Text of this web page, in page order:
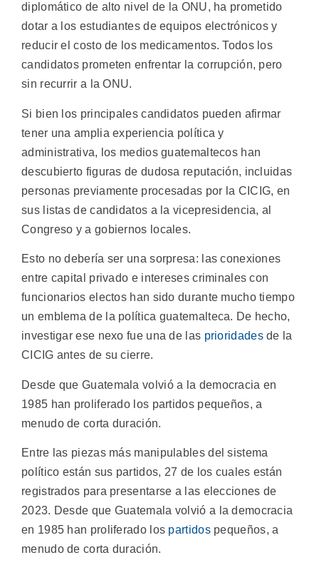
diplomático de alto nivel de la ONU, ha prometido
dotar a los estudiantes de equipos electrónicos y
reducir el costo de los medicamentos. Todos los
candidatos prometen enfrentar la corrupción, pero
sin recurrir a la ONU.
Si bien los principales candidatos pueden afirmar
tener una amplia experiencia política y
administrativa, los medios guatemaltecos han
descubierto figuras de dudosa reputación, incluidas
personas previamente procesadas por la CICIG, en
sus listas de candidatos a la vicepresidencia, al
Congreso y a gobiernos locales.
Esto no debería ser una sorpresa: las conexiones
entre capital privado e intereses criminales con
funcionarios electos han sido durante mucho tiempo
un emblema de la política guatemalteca. De hecho,
investigar ese nexo fue una de las prioridadesde la
CICIG antes de su cierre.
Desde que Guatemala volvió a la democracia en
1985 han proliferado los partidos pequeños, a
menudo de corta duración.
Entre las piezas más manipulables del sistema
político están sus partidos, 27 de los cuales están
registrados para presentarse a las elecciones de
2023. Desde que Guatemala volvió a la democracia
en 1985 han proliferado los partidospequeños, a
menudo de corta duración.